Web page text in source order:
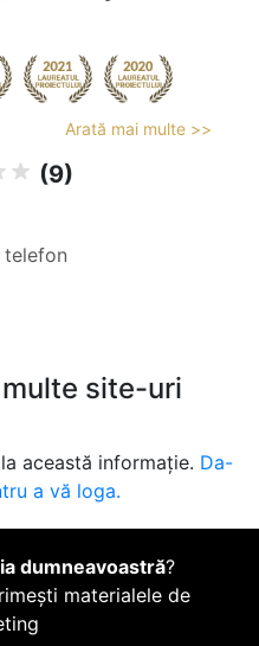
Arată mai multe >>
(9)
telefon
site-uri
această informație. Da-
a vă loga.
dumneavoastră?
materialele de